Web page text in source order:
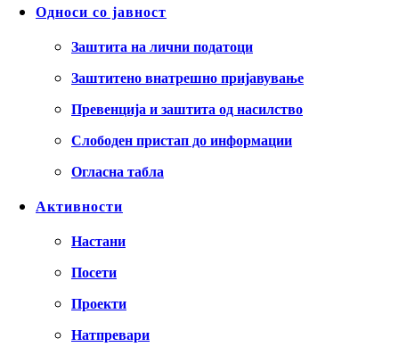
Односи со јавност
Заштита на лични податоци
Заштитено внатрешно пријавување
Превенција и заштита од насилство
Слободен пристап до информации
Огласна табла
Активности
Настани
Посети
Проекти
Натпревари